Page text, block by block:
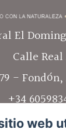
El
Calle Real
-
+34
web